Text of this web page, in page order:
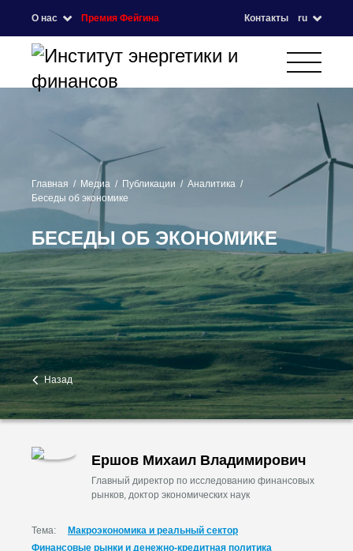
О нас Премия Фейгина Контакты ru
Главная Медиа Публикации
Аналитика
Беседы об экономике
БЕСЕДЫ ОБ ЭКОНОМИКЕ
Назад
Ершов Михаил Владимирович
Главный директор по исследованию финансовых
рынков, доктор экономических наук
Тема:
Макроэкономика и реальный сектор
Финансовые рынки и денежно-кредитная политика